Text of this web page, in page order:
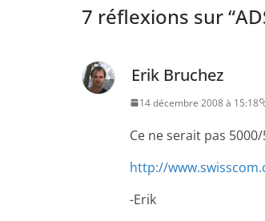
7 réflexions sur “
Erik Bruchez
14 décembre 2008 à 15:18
Ce ne serait pas
http://
-Erik